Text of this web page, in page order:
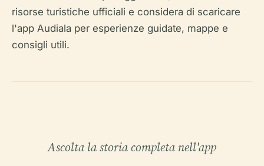
risorse turistiche ufficiali e considera di scaricare
l'app Audiala per esperienze guidate, mappe e
consigli utili.
Ascolta la storia completa nell'app